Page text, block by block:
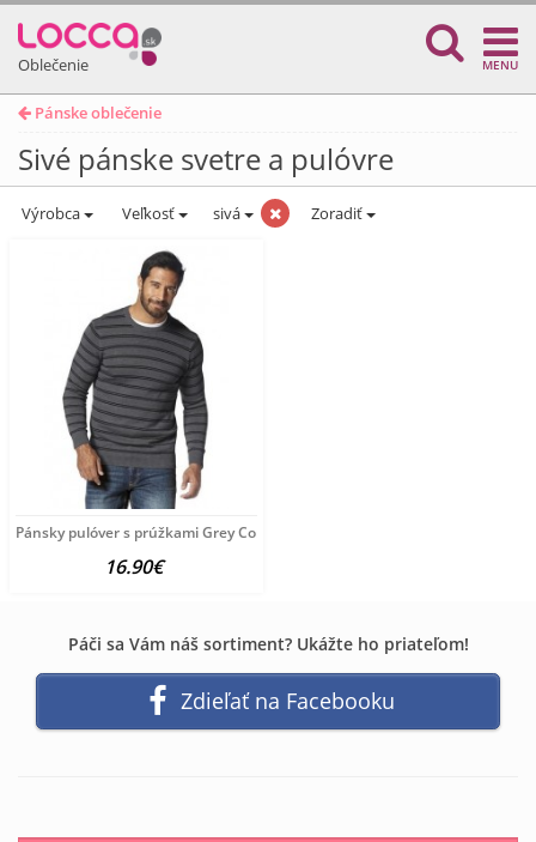
Oblečenie MENU
Pánske oblečenie
Sivé pánske svetre a pulóvre
Výrobca Veľkosť sivá Zoradiť
Pánsky pulóver s prúžkami Grey Connection
16.90€
Páči sa Vám náš sortiment? Ukážte ho priateľom!
Zdieľať na Facebooku